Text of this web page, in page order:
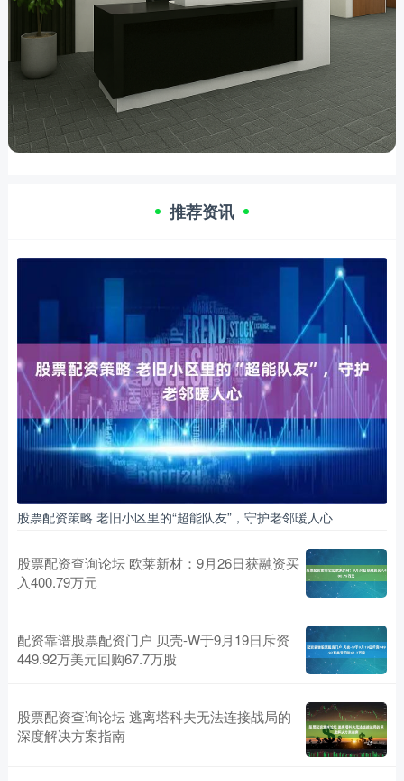
推荐资讯
股票配资策略 老旧小区里的“超能队友”，守护老邻暖人心
股票配资查询论坛 欧莱新材：9月26日获融资买
入400.79万元
配资靠谱股票配资门户 贝壳-W于9月19日斥资
449.92万美元回购67.7万股
股票配资查询论坛 逃离塔科夫无法连接战局的
深度解决方案指南